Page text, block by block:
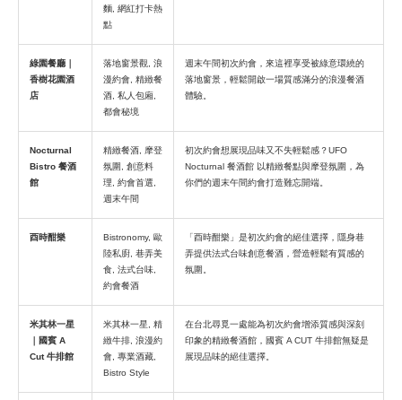
麵, 網紅打卡熱
點
綠園餐廳｜
香樹花園酒
店
落地窗景觀, 浪
漫約會, 精緻餐
酒, 私人包廂,
都會秘境
週末午間初次約會，來這裡享受被綠意環繞的
落地窗景，輕鬆開啟一場質感滿分的浪漫餐酒
體驗。
Nocturnal
Bistro 餐酒
館
精緻餐酒, 摩登
氛圍, 創意料
理, 約會首選,
週末午間
初次約會想展現品味又不失輕鬆感？UFO
Nocturnal 餐酒館 以精緻餐點與摩登氛圍，為
你們的週末午間約會打造難忘開端。
酉時酣樂
Bistronomy, 歐
陸私廚, 巷弄美
食, 法式台味,
約會餐酒
「酉時酣樂」是初次約會的絕佳選擇，隱身巷
弄提供法式台味創意餐酒，營造輕鬆有質感的
氛圍。
米其林一星
｜國賓 A
Cut 牛排館
米其林一星, 精
緻牛排, 浪漫約
會, 專業酒藏,
Bistro Style
在台北尋覓一處能為初次約會增添質感與深刻
印象的精緻餐酒館，國賓 A CUT 牛排館無疑是
展現品味的絕佳選擇。